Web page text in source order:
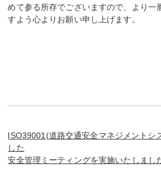
めて参る所存でございますので、より一
すよう心よりお願い申し上げます。
平成３１
ISO39001(道路交通安全マネジメントシ
した
安全管理ミーティングを実施いたしまし